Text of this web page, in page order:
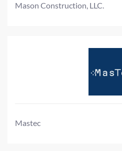
Mason Construction, LLC.
Mastec